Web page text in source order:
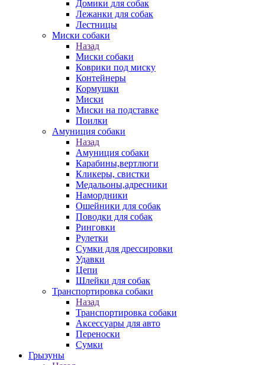
Домики для собак
Лежанки для собак
Лестницы
Миски собаки
Назад
Миски собаки
Коврики под миску
Контейнеры
Кормушки
Миски
Миски на подставке
Поилки
Амуниция собаки
Назад
Амуниция собаки
Карабины,вертлюги
Кликеры, свистки
Медальоны,адресники
Намордники
Ошейники для собак
Поводки для собак
Ринговки
Рулетки
Сумки для дрессировки
Удавки
Цепи
Шлейки для собак
Транспортировка собаки
Назад
Транспортировка собаки
Аксессуары для авто
Переноски
Сумки
Грызуны